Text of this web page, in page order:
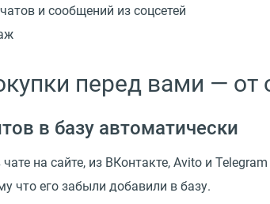
и сообщений из соцсетей
перед вами —
в базу автоматически
на сайте, из ВКонтакте, Avito и
что его забыли добавили в базу.